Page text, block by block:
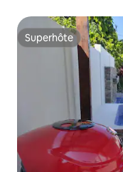
Superhôte
Superhôte